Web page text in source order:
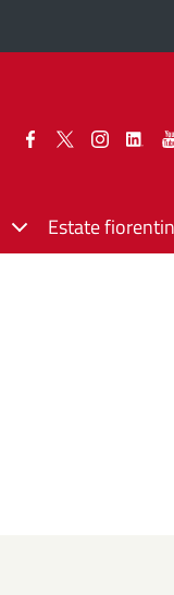
Seguici SeguiciSeguici
Estate